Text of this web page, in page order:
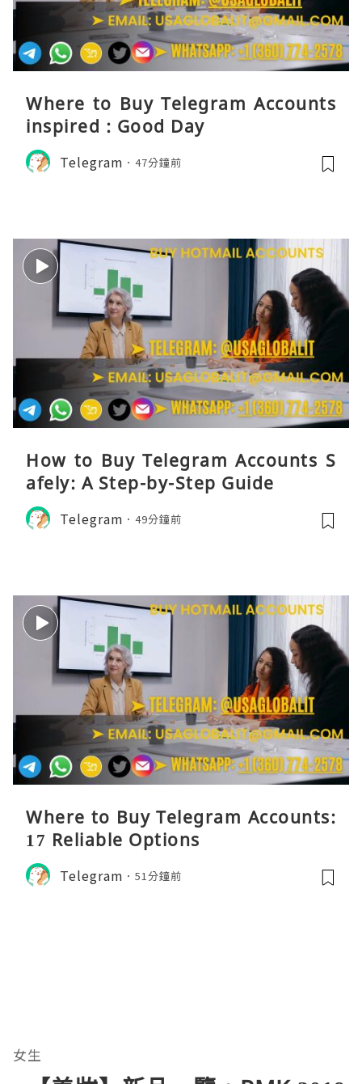
Where to Buy Telegram Accounts
inspired : Good Day
Telegram 47分鐘前
How to Buy Telegram Accounts S
afely: A Step-by-Step Guide
Telegram 49分鐘前
Where to Buy Telegram Accounts:
17 Reliable Options
Telegram 51分鐘前
女生